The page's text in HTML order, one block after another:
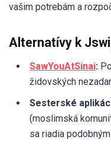
vašim potrebám a
Alternatívy k
SawYouAtSinai:
židovských
Sesterské
(moslimská
sa riadia